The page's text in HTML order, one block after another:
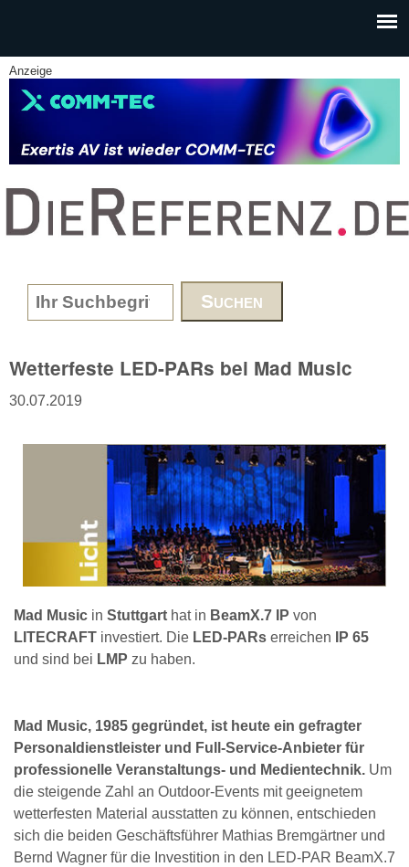
Anzeige
www.DieReferenz.de
Search form
Wetterfeste LED-PARs bei Mad Music
30.07.2019
Mad Music in Stuttgart hat in BeamX.7 IP von
LITECRAFT investiert. Die LED-PARs erreichen
IP 65
und sind bei LMP zu haben.
Mad Music, 1985 gegründet, ist heute ein gefragter
Personaldienstleister und Full-Service-Anbieter für
professionelle Veranstaltungs- und Medientechnik. Um
die steigende Zahl an Outdoor-Events mit geeignetem
wetterfesten Material ausstatten zu können, entschieden
sich die beiden Geschäftsführer Mathias Bremgärtner und
Bernd Wagner für die Investition in den LED-PAR BeamX.7